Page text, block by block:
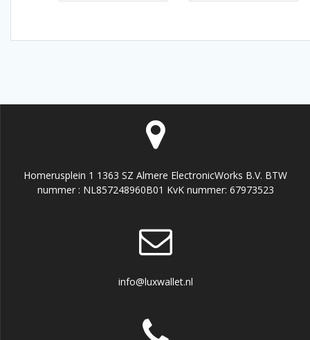
Homerusplein 1 1363 SZ Almere ElectronicWorks B.V. BTW
nummer : NL857248960B01 KvK nummer: 67973523
info@luxwallet.nl